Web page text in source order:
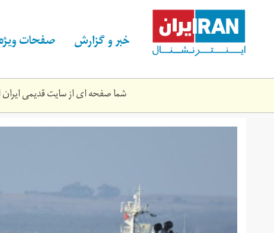
content خبر و گزارش صفحات ویژه
شما صفحه ای از سایت قدیمی ایران
m-
24416346.jpg